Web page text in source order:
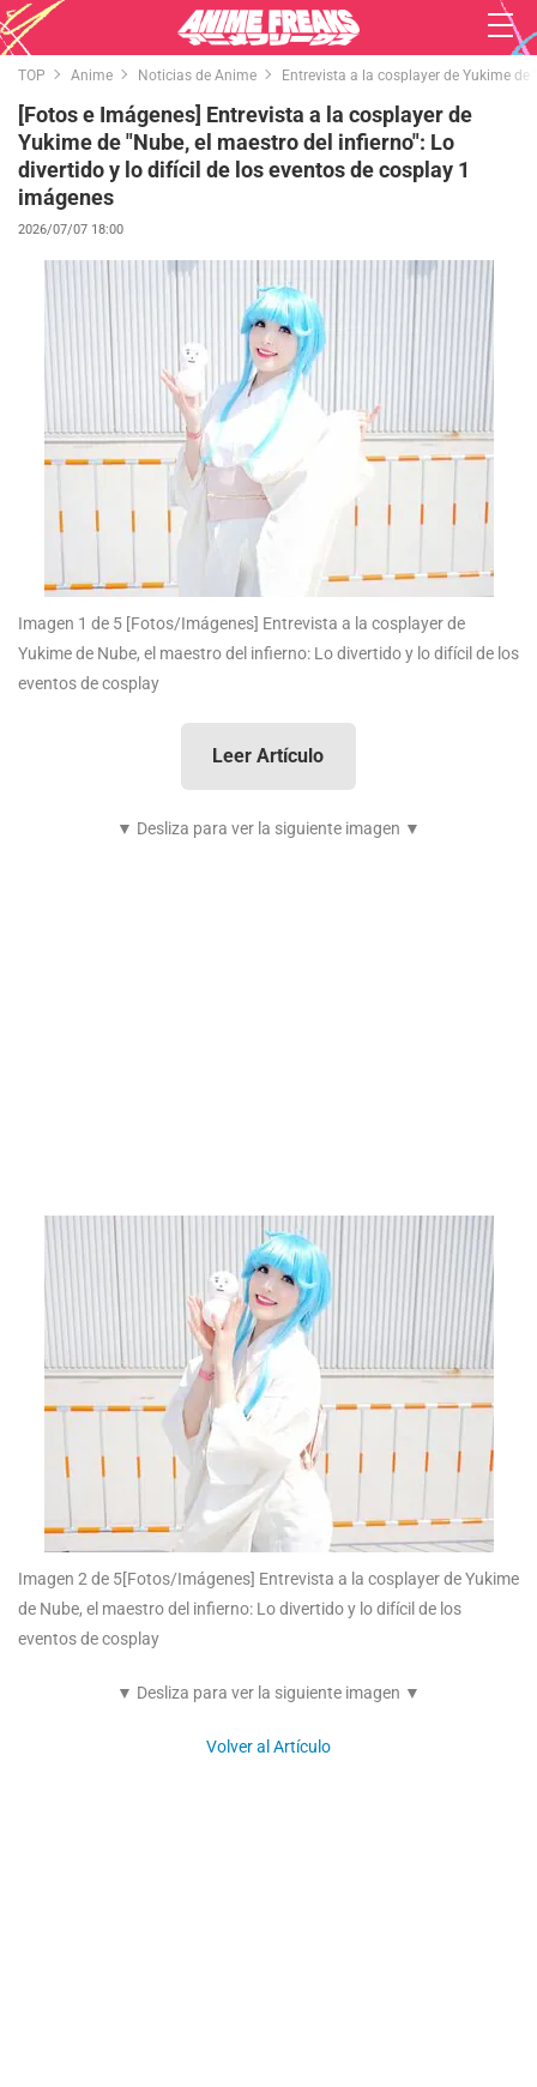
TOP Anime Noticias de Anime Entrevista a la cosplayer de Yukime
[Fotos e Imágenes] Entrevista a la cosplayer de
Yukime de "Nube, el maestro del infierno": Lo
divertido y lo difícil de los eventos de cosplay 1
imágenes
2026/07/07 18:00
Imagen 1 de 5 [Fotos/Imágenes] Entrevista a la cosplayer de
Yukime de Nube, el maestro del infierno: Lo divertido y lo difícil de los
eventos de cosplay
Leer Artículo
▼ Desliza para ver la siguiente imagen ▼
Imagen 2 de 5[Fotos/Imágenes] Entrevista a la cosplayer de Yukime
de Nube, el maestro del infierno: Lo divertido y lo difícil de los
eventos de cosplay
▼ Desliza para ver la siguiente imagen ▼
Volver al Artículo